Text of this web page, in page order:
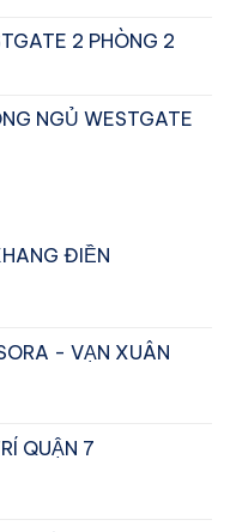
2 PHÒNG 2
NGỦ WESTGATE
ĐIỀN
- VẠN XUÂN
QUẬN 7